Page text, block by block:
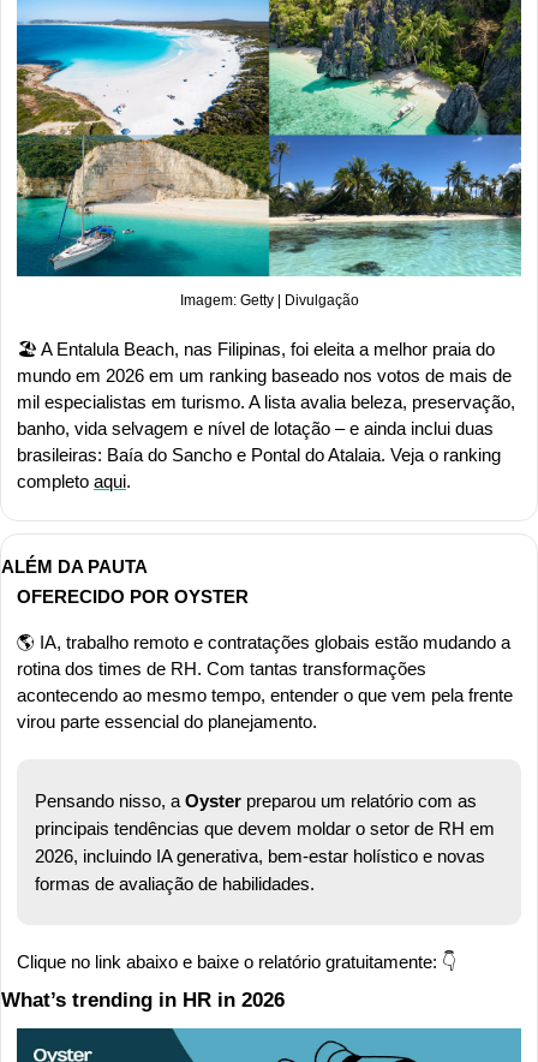
Imagem: Getty | Divulgação
🏖️ A Entalula Beach, nas Filipinas, foi eleita a melhor praia do
mundo em 2026 em um ranking baseado nos votos de mais de
mil especialistas em turismo. A lista avalia beleza, preservação,
banho, vida selvagem e nível de lotação – e ainda inclui duas
brasileiras: Baía do Sancho e Pontal do Atalaia. Veja o ranking
completo aqui.
ALÉM DA PAUTA
OFERECIDO POR OYSTER
🌎 IA, trabalho remoto e contratações globais estão mudando a
rotina dos times de RH. Com tantas transformações
acontecendo ao mesmo tempo, entender o que vem pela frente
virou parte essencial do planejamento.
Pensando nisso, a Oyster preparou um relatório com as
principais tendências que devem moldar o setor de RH em
2026, incluindo IA generativa, bem-estar holístico e novas
formas de avaliação de habilidades.
Clique no link abaixo e baixe o relatório gratuitamente: 👇
What’s trending in HR in 2026